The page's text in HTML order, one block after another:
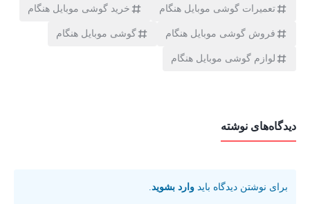
تعمیرات گوشی موبایل هنگام خرید گوشی موبایل هنگام
فروش گوشی موبایل هنگام گوشی موبایل هنگام
لوازم گوشی موبایل هنگام
دیدگاه‌های نوشته
برای نوشتن دیدگاه باید وارد بشوید.